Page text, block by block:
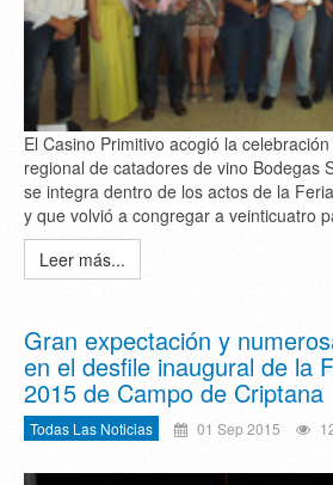
El Casino Primitivo acogió la
regional de catadores de vino Bodegas
se integra dentro de los actos de la
y que volvió a congregar a veinticuatro
Leer más...
Gran expectación y
en el desfile inaugural de la
2015 de Campo de Criptana
Todas Las Noticias 01 Sep 2015